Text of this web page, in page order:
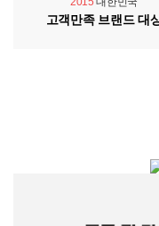
고객만족 브랜드 대